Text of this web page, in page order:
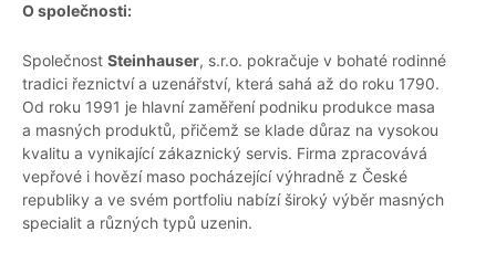
O společnosti:
Společnost Steinhauser, s.r.o. pokračuje v bohaté rodinné
tradici řeznictví a uzenářství, která sahá až do roku 1790.
Od roku 1991 je hlavní zaměření podniku produkce masa
a masných produktů, přičemž se klade důraz na vysokou
kvalitu a vynikající zákaznický servis. Firma zpracovává
vepřové i hovězí maso pocházející výhradně z České
republiky a ve svém portfoliu nabízí široký výběr masných
specialit a různých typů uzenin.